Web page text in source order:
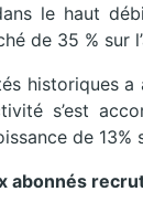
le haut
de 35 % sur
historiques
s’est
de 13%
abonnés